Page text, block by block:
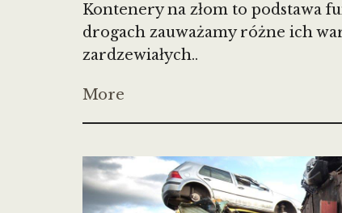
Kontenery na złom to podstawa
drogach zauważamy różne ich
zardzewiałych..
More